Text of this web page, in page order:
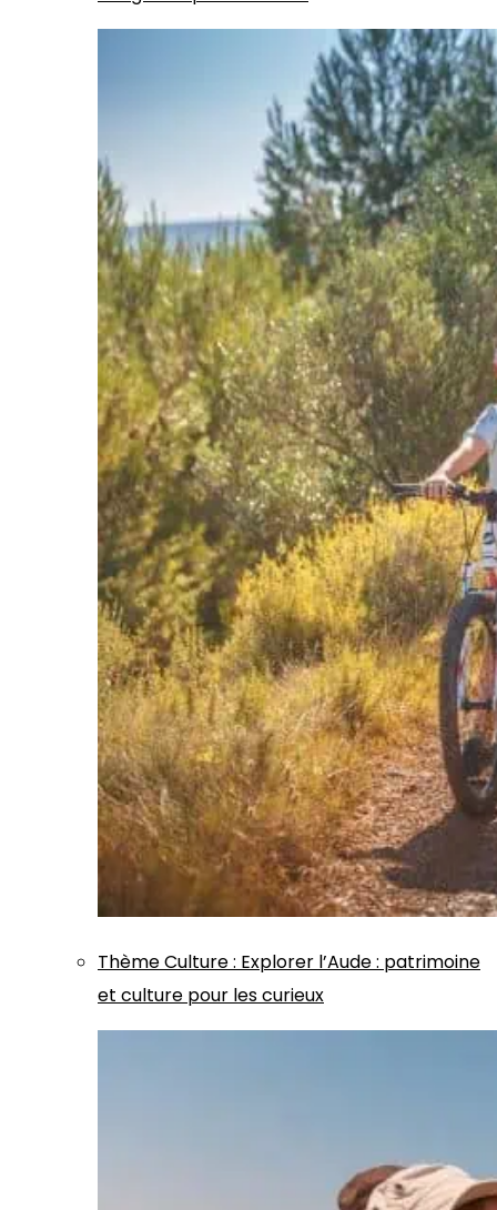
ThèmeCulture: Explorer l’Aude : patrimoine
et culture pour les curieux